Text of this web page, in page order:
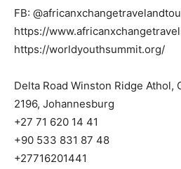
FB:
https://
https://worldyouthsummit.org/
Delta Road Winston Ridge Athol,
2196, Johannesburg
+27 71 620 14 41
+90 533 831 87 48
+27716201441